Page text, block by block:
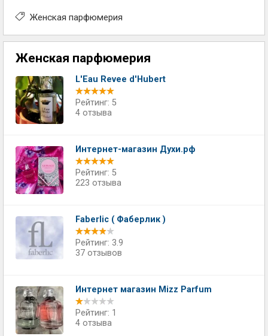
Женская парфюмерия
Женская парфюмерия
L'Eau Revee d'Hubert
Рейтинг: 5
4 отзыва
Интернет-магазин Духи.рф
Рейтинг: 5
223 отзыва
Faberlic ( Фаберлик )
Рейтинг: 3.9
37 отзывов
Интернет магазин Mizz Parfum
Рейтинг: 1
4 отзыва